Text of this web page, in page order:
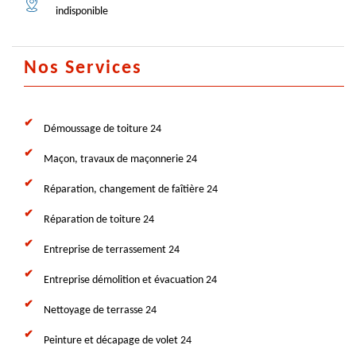
indisponible
Nos Services
Démoussage de toiture 24
Maçon, travaux de maçonnerie 24
Réparation, changement de faîtière 24
Réparation de toiture 24
Entreprise de terrassement 24
Entreprise démolition et évacuation 24
Nettoyage de terrasse 24
Peinture et décapage de volet 24